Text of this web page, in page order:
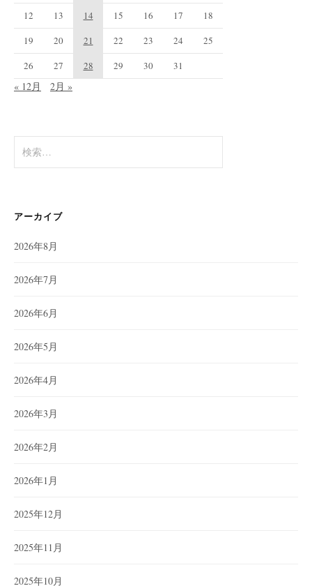
12
13 14 15 16 17
18
19
20 21 22 23 24
25
26
27 28 29 30 31
« 12月 2月 »
索:
アーカイブ
2026年8月
2026年7月
2026年6月
2026年5月
2026年4月
2026年3月
2026年2月
2026年1月
2025年12月
2025年11月
2025年10月